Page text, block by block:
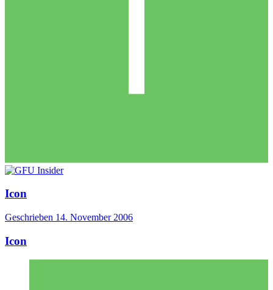
Icon
Geschrieben 14. November 2006
Icon